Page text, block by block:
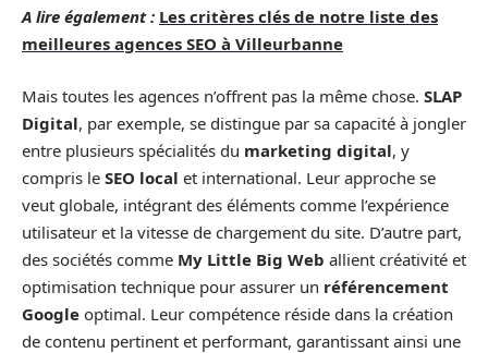
A lire également : Les critères clés de notre liste des
meilleures agences SEO à Villeurbanne
Mais toutes les agences n’offrent pas la même chose. SLAP
Digital, par exemple, se distingue par sa capacité à jongler
entre plusieurs spécialités du marketing digital, y
compris le SEO local et international. Leur approche se
veut globale, intégrant des éléments comme l’expérience
utilisateur et la vitesse de chargement du site. D’autre part,
des sociétés comme My Little Big Web allient créativité et
optimisation technique pour assurer un référencement
Google optimal. Leur compétence réside dans la création
de contenu pertinent et performant, garantissant ainsi une